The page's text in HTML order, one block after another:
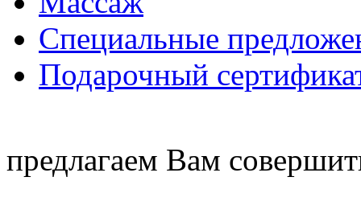
Специальные
Подарочный
предлагаем Вам